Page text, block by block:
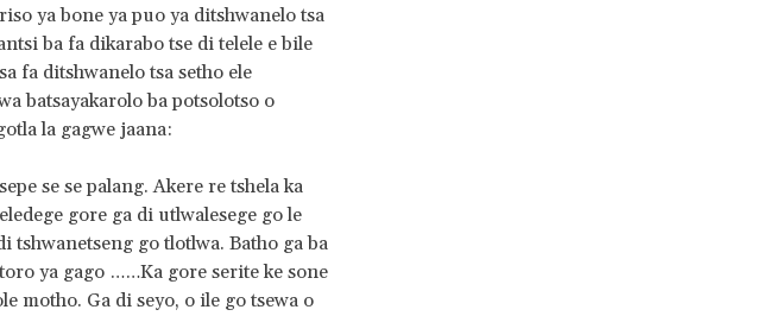
ya bone ya puo ya ditshwanelo tsa
ba fa dikarabo tse di telele e bile
fa ditshwanelo tsa setho ele
batsayakarolo ba potsolotso o
la gagwe jaana:
se se palang. Akere re tshela ka
gore ga di utlwalesege go le
tshwanetseng go tlotlwa. Batho ga ba
ya gago ……Ka gore serite ke sone
motho. Ga di seyo, o ile go tsewa o